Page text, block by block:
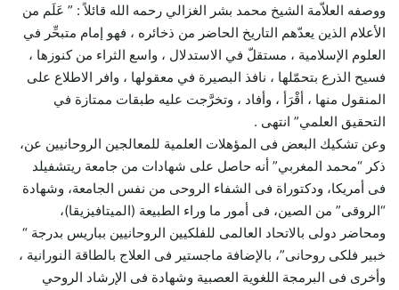
ووصفه العلاّمة الشيخ محمد بشر الغزالي رحمه الله قائلاً : ” عَلَم من
الأعلام الذين يعدّهم التاريخ الحاضر من ذخائره ، فهو إمام متبحِّر في
العلوم الإسلامية ، مستقلّ في الاستدلال ، واسع الثراء من كنوزها ،
فسيح الذرع بتحمّلها ، نافذ البصيرة في معقولها ، وافر الاطلاع على
المنقول منها ، أقْرَأ ، وأفاد ، وتخرَّجت عليه طبقات ممتازة في
التحقيق العلمي” انتهى .
وعن تشكيك البعض فى المؤهلات العلمية للمعالجين الروحانيين عن،
ذكر “محمد المغربي” أنه حاصل على شهادات من جامعة ريتشفيلد
فى أمريكا، ودكتوراة فى الشفاء الروحى من نفس الجامعة، وشهادة
“الروقى” من الصين، فى أمور ما وراء الطبيعة (الميتافيزيقا)،
ومحاضر دولى بالاتحاد العالمى للفلكيين الروحانيين بباريس بدرجة “
خبير فلكى روحانى”، بالإضافة ماجستير فى العلاج بالطاقة النورانية ،
وأخرى فى البرمجة اللغوية العصبية وشهادة فى الإرشاد الروحي